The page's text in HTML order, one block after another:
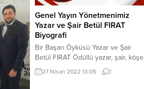
Genel Yayın Yönetmenimiz
Yazar ve Şair Betül FIRAT
Biyografi
Bir Başarı Öyküsü Yazar ve Şair
Betül FIRAT Ödüllü yazar, şair, köşe
yazarı ve güfte yazarı. 18 kitap, 54
güfte-şarkı sözü ve 200 üzerinde
27 Nisan 2022 13:05 1